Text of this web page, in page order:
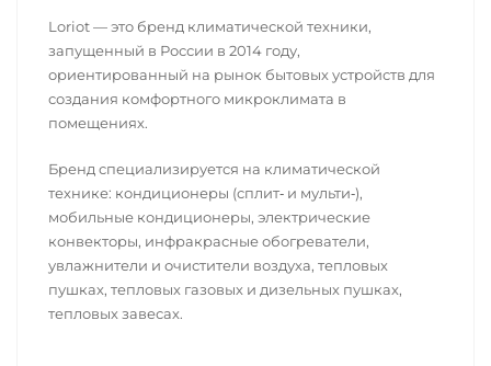
Loriot — это бренд климатической техники,
запущенный в России в 2014 году,
ориентированный на рынок бытовых устройств для
создания комфортного микроклимата в
помещениях.
Бренд специализируется на климатической
технике: кондиционеры (сплит‑ и мульти‑),
мобильные кондиционеры, электрические
конвекторы, инфракрасные обогреватели,
увлажнители и очистители воздуха, тепловых
пушках, тепловых газовых и дизельных пушках,
тепловых завесах.